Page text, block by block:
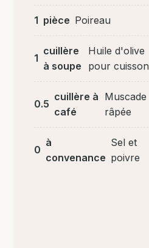
1 pièce Poireau
1
cuillère
à soupe
Huile d'olive
pour cuisson
0.5
cuillère à
café
Muscade
râpée
0
à
convenance
Sel et
poivre